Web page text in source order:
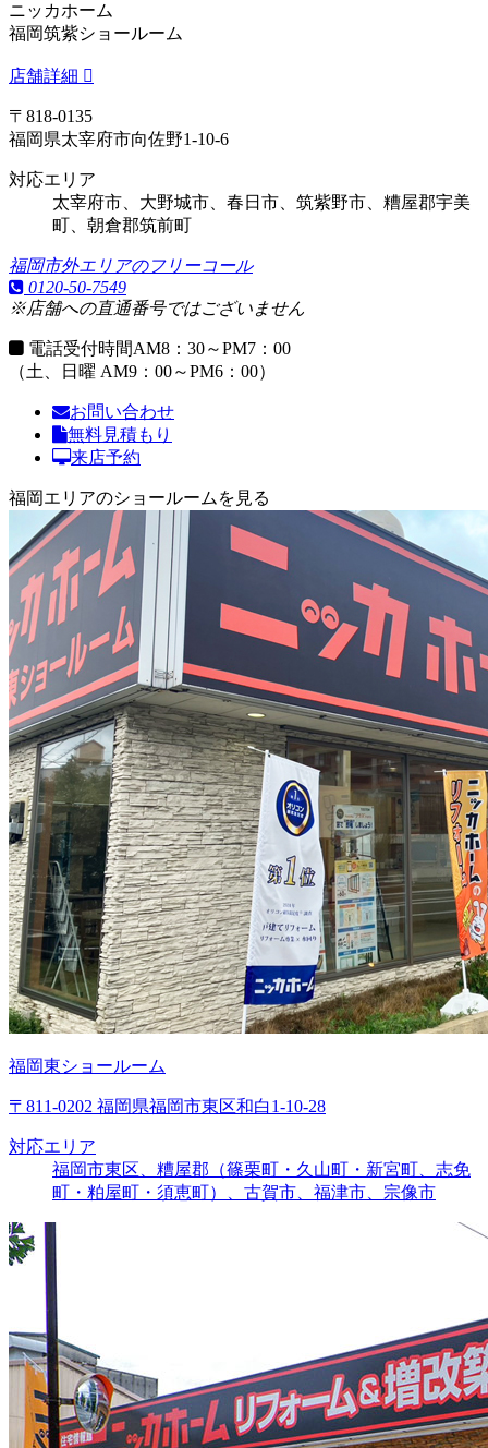
ニッカホーム
福岡筑紫ショールーム
店舗詳細
〒818-0135
福岡県太宰府市向佐野1-10-6
対応エリア
太宰府市、大野城市、春日市、筑紫野市、糟屋郡宇美
町、朝倉郡筑前町
福岡市外エリアのフリーコール
0120-50-7549
※店舗への直通番号ではございません
電話受付時間AM8：30～PM7：00
（土、日曜 AM9：00～PM6：00）
お問い合わせ
無料見積もり
来店予約
福岡エリアのショールームを見る
福岡東ショールーム
〒811-0202 福岡県福岡市東区和白1-10-28
対応エリア
福岡市東区、糟屋郡（篠栗町・久山町・新宮町、志免
町・粕屋町・須恵町）、古賀市、福津市、宗像市